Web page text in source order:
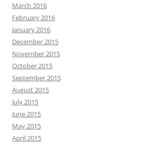
March 2016
February 2016
January 2016
December 2015
November 2015
October 2015
September 2015
August 2015
July 2015
June 2015
May 2015
April 2015